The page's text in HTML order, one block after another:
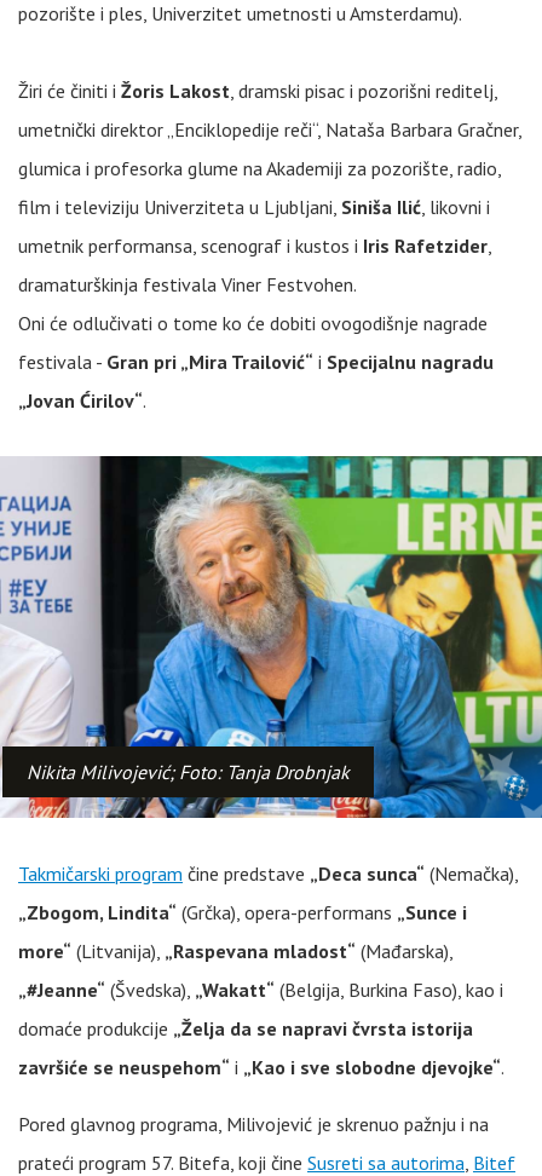
pozorište i ples, Univerzitet umetnosti u Amsterdamu).
Žiri će činiti i Žoris Lakost, dramski pisac i pozorišni reditelj,
umetnički direktor „Enciklopedije reči“, Nataša Barbara Gračner,
glumica i profesorka glume na Akademiji za pozorište, radio,
film i televiziju Univerziteta u Ljubljani, Siniša Ilić, likovni i
umetnik performansa, scenograf i kustos i Iris Rafetzider,
dramaturškinja festivala Viner Festvohen.
Oni će odlučivati o tome ko će dobiti ovogodišnje nagrade
festivala - Gran pri „Mira Trailović“ i Specijalnu nagradu
„Jovan Ćirilov“.
Nikita Milivojević; Foto: Tanja Drobnjak
Takmičarski program čine predstave „Deca sunca“ (Nemačka),
„Zbogom, Lindita“ (Grčka), opera-performans „Sunce i
more“ (Litvanija), „Raspevana mladost“ (Mađarska),
„#Jeanne“ (Švedska), „Wakatt“ (Belgija, Burkina Faso), kao i
domaće produkcije „Želja da se napravi čvrsta istorija
završiće se neuspehom“ i „Kao i sve slobodne djevojke“.
Pored glavnog programa, Milivojević je skrenuo pažnju i na
prateći program 57. Bitefa, koji čine Susreti sa autorima Bitef